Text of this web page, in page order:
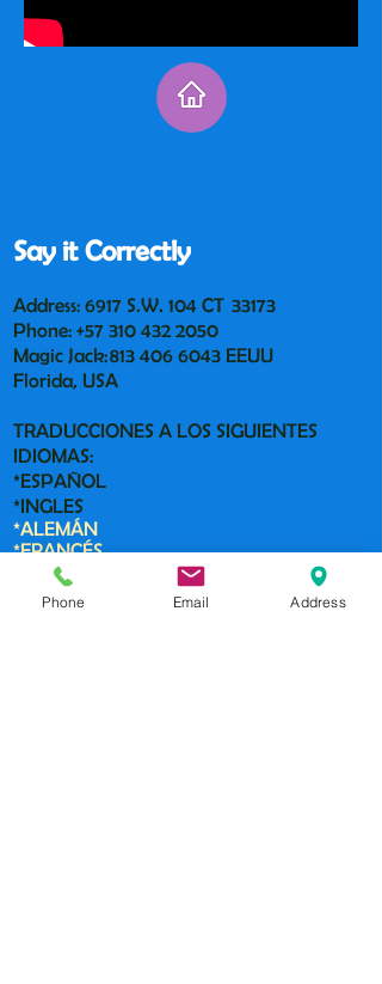
Say it Correctly
Address: 6917 S.W. 104 CT 33173
Phone: +57 310 432 2050
Magic Jack:813 406 6043 EEUU
Florida, USA
TRADUCCIONES A LOS SIGUIENTES
IDIOMAS:
*ESPAÑOL
*INGLES
*ALEMÁN
*FRANCÉS
*ITALIANO
Phone Email Address